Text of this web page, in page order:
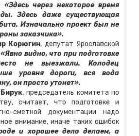
«Здесь через некоторое время
Здесь даже существующая
Изначально проект был не
заказчика».
Корюгин, депутат Ярославской
«Явно видно, что при подготовке
не выезжали. Колодец
уровня дороги, вся вода
он просто утонет».
, председатель комитета по
считает, что подготовке и
сметной документации надо
внимание, иначе таких ошибок
и хорошее дело делаем, а